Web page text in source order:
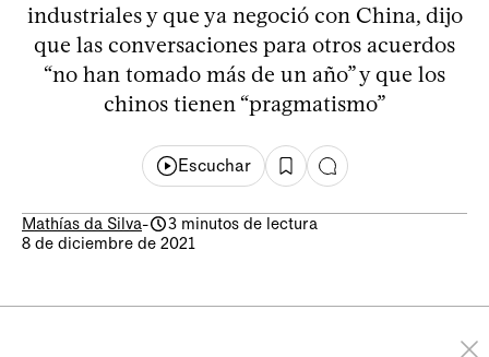
industriales y que ya negoció con China, dijo
que las conversaciones para otros acuerdos
“no han tomado más de un año” y que los
chinos tienen “pragmatismo”
Escuchar
Mathías da Silva-
3 minutos de lectura
8 de diciembre de 2021